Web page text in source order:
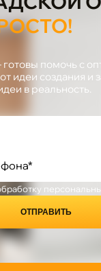
помочь с
идеи создания и
в реальность.
ОТПРАВИТЬ